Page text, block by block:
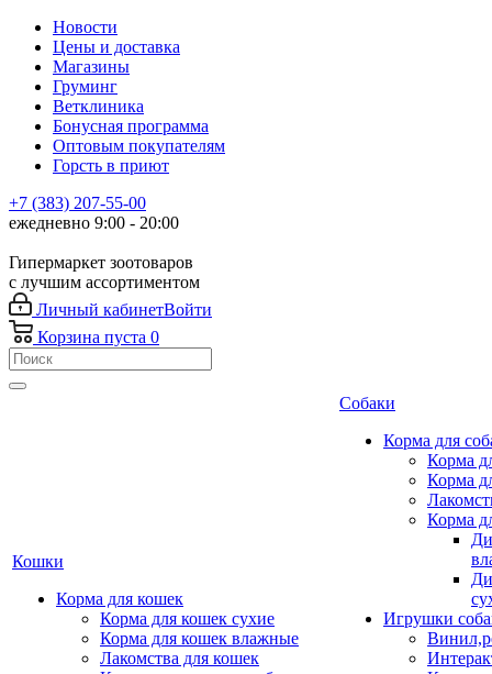
Новости
Цены и доставка
Магазины
Груминг
Ветклиника
Бонусная программа
Оптовым покупателям
Горсть в приют
+7 (383) 207-55-00
ежедневно 9:00 - 20:00
Гипермаркет зоотоваров
с лучшим ассортиментом
Личный кабинетВойти
Корзина пуста 0
Кошки
Корма для кошек
Корма для кошек сухие
Корма для кошек влажные
Лакомства для кошек
Собаки
Корма для
Корма
Корма
Корма
Игрушки